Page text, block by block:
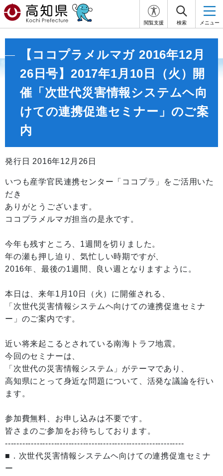
閲覧支援 検索 メニュー
【ココプラメルマガ 2016年12月
26日号】2017年1月10日（火）開
催「次世代災害情報システムヘ向
けての連携促進セミナー」のご案
内
発行日 2016年12月26日
いつも産学官民連携センター「ココプラ」をご活用いた
だき
ありがとうございます。
ココプラメルマガ担当の是永です。
今年も残すところ、1週間を切りました。
年の瀬も押し迫り、気忙しい時期ですが、
2016年、最後の1週間、良い週となりますように。
本日は、来年1月10日（火）に開催される、
「次世代災害情報システムヘ向けての連携促進セミナ
ー」のご案内です。
近い将来起こるとされている南海トラフ地震。
今回のセミナーは、
「次世代の災害情報システム」がテーマであり、
高知県にとって身近な問題について、活発な議論を行い
ます。
参加費無料、お申し込みは不要です。
皆さまのご参加をお待ちしております。
--------------------------------------------------------------
■．次世代災害情報システムヘ向けての連携促進セミナ
ー